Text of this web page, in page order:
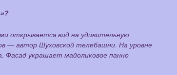
открывается вид на удивительную
— автор Шуховской телебашни. На уровне
Фасад украшает майоликовое панно